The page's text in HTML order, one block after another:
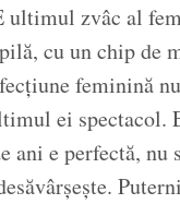
ultimul zvâc al
cu un chip de
feminină
ei spectacol.
ani e perfectă, nu